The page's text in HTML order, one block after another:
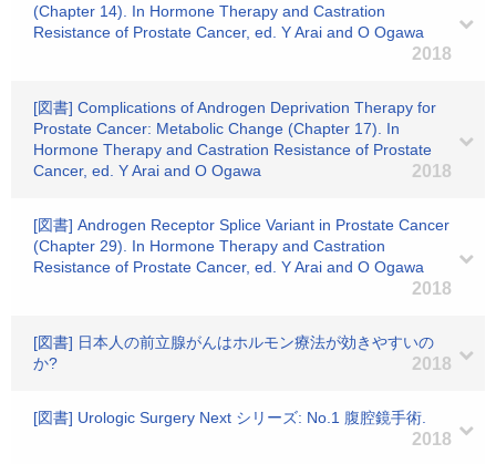
(Chapter 14). In Hormone Therapy and Castration
Resistance of Prostate Cancer, ed. Y Arai and O Ogawa
2018
[図書] Complications of Androgen Deprivation Therapy for
Prostate Cancer: Metabolic Change (Chapter 17). In
Hormone Therapy and Castration Resistance of Prostate
Cancer, ed. Y Arai and O Ogawa
2018
[図書] Androgen Receptor Splice Variant in Prostate Cancer
(Chapter 29). In Hormone Therapy and Castration
Resistance of Prostate Cancer, ed. Y Arai and O Ogawa
2018
[図書] 日本人の前立腺がんはホルモン療法が効きやすいの
か?
2018
[図書] Urologic Surgery Next シリーズ: No.1 腹腔鏡手術.
2018